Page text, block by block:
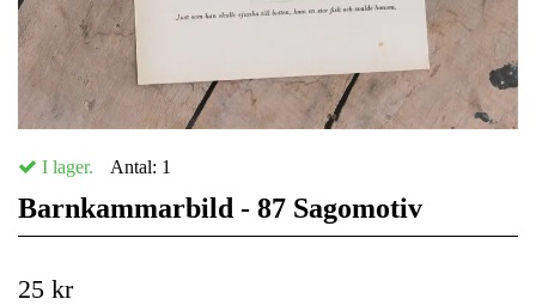
I lager. Antal: 1
Barnkammarbild - 87 Sagomotiv
25 kr